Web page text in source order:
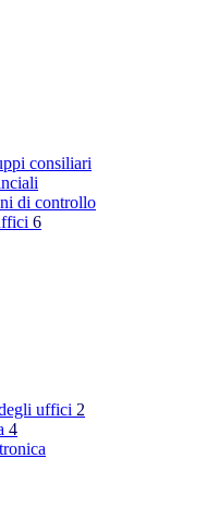
consiliari
di controllo
6
uffici 2
4